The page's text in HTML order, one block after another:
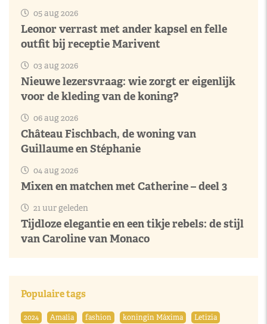
05 aug 2026
Leonor verrast met ander kapsel en felle
outfit bij receptie Marivent
03 aug 2026
Nieuwe lezersvraag: wie zorgt er eigenlijk
voor de kleding van de koning?
06 aug 2026
Château Fischbach, de woning van
Guillaume en Stéphanie
04 aug 2026
Mixen en matchen met Catherine – deel 3
21 uur geleden
Tijdloze elegantie en een tikje rebels: de stijl
van Caroline van Monaco
Populaire tags
2024 Amalia fashion koningin Máxima
Letizia